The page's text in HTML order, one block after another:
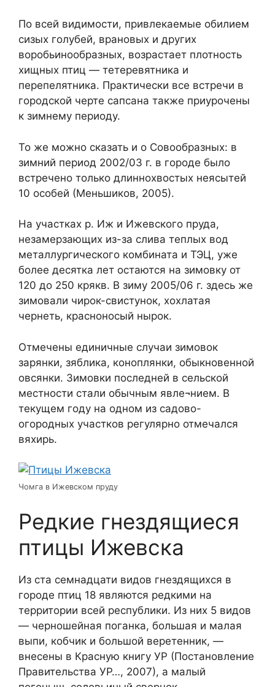
По всей видимости, привлекаемые обилием
сизых голубей, врановых и других
воробьинообразных, возрастает плотность
хищных птиц — тетеревятника и
перепелятника. Практически все встречи в
городской черте сапсана также приурочены
к зимнему периоду.
То же можно сказать и о Совообразных: в
зимний период 2002/03 г. в городе было
встречено только длиннохвостых неясытей
10 особей (Меньшиков, 2005).
На участках р. Иж и Ижевского пруда,
незамерзающих из-за слива теплых вод
металлургического комбината и ТЭЦ, уже
более десятка лет остаются на зимовку от
120 до 250 крякв. В зиму 2005/06 г. здесь же
зимовали чирок-свистунок, хохлатая
чернеть, красноносый нырок.
Отмечены единичные случаи зимовок
зарянки, зяблика, коноплянки, обыкновенной
овсянки. Зимовки последней в сельской
местности стали обычным явле¬нием. В
текущем году на одном из садово-
огородных участков регулярно отмечался
вяхирь.
Чомга в Ижевском пруду
Редкие гнездящиеся
птицы Ижевска
Из ста семнадцати видов гнездящихся в
городе птиц 18 являются редкими на
территории всей республики. Из них 5 видов
— черношейная поганка, большая и малая
выпи, кобчик и большой веретенник, —
внесены в Красную книгу УР (Постановление
Правительства УР…, 2007), а малый